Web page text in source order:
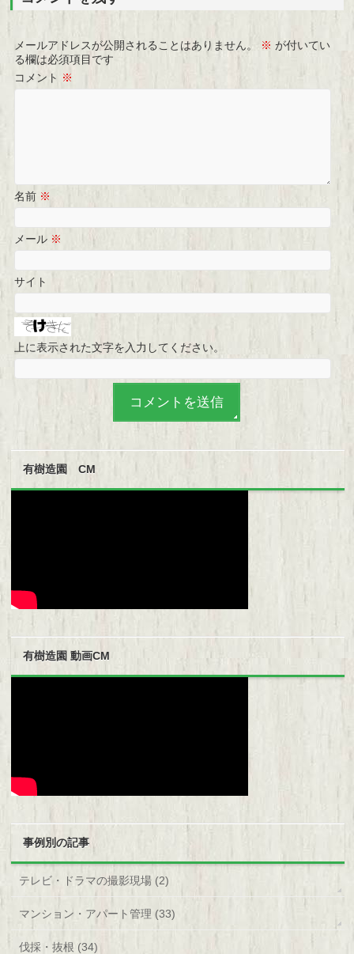
メールアドレスが公開されることはありません。 ※ が付いてい
る欄は必須項目です
コメント ※
名前 ※
メール ※
サイト
上に表示された文字を入力してください。
有樹造園 CM
有樹造園 動画CM
事例別の記事
テレビ・ドラマの撮影現場 (2)
マンション・アパート管理 (33)
伐採・抜根 (34)